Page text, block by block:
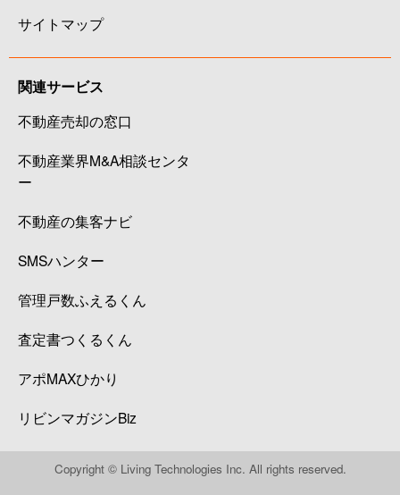
サイトマップ
関連サービス
不動産売却の窓口
不動産業界M&A相談センタ
ー
不動産の集客ナビ
SMSハンター
管理戸数ふえるくん
査定書つくるくん
アポMAXひかり
リビンマガジンBiz
Copyright © Living Technologies Inc. All rights reserved.